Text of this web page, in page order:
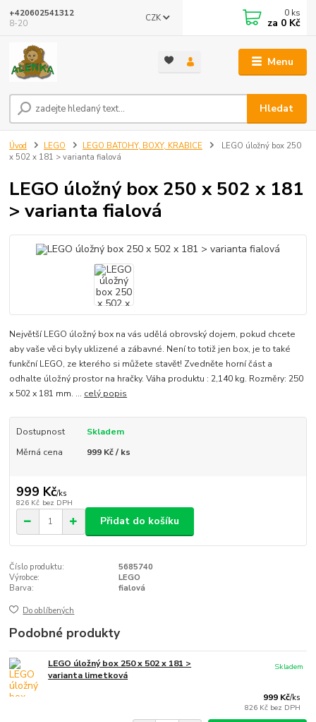
Menu
CZK
Hledat
+420602541312
8-20
0 ks
za 0 Kč
Úvod LEGO LEGO BATOHY, BOXY, KRABICE
LEGO úložný box 250
x 502 x 181 > varianta fialová
LEGO úložný box 250 x 502 x 181
> varianta fialová
Největší LEGO úložný box na vás udělá obrovský dojem, pokud chcete
aby vaše věci byly uklizené a zábavné. Není to totiž jen box, je to také
funkční LEGO, ze kterého si můžete stavět! Zvedněte horní část a
odhalte úložný prostor na hračky. Váha produktu : 2,140 kg. Rozměry: 250
x 502 x 181 mm. ... celý popis
Dostupnost
Skladem
Měrná cena
999 Kč / ks
999 Kč/ks
826 Kč bez DPH
Přidat do košíku
Číslo produktu:
5685740
Výrobce:
LEGO
Barva:
fialová
Do oblíbených
Podobné produkty
LEGO úložný box 250 x 502 x 181 >
varianta limetková
999 Kč/ks
826 Kč bez DPH
Skladem